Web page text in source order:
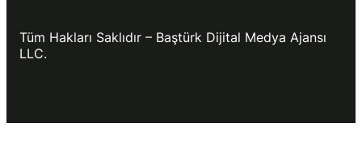
Tüm Hakları Saklıdır – Baştürk Dijital Medya Ajansı
LLC.